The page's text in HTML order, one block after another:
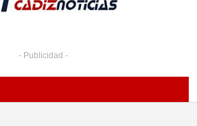
- Publicidad -